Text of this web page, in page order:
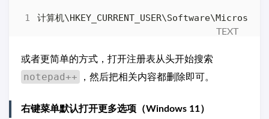
或者更简单的方式，打开注册表从头开始搜索
notepad++ ，然后把相关内容都删除即可。
右键菜单默认打开更多选项（Windows 11）